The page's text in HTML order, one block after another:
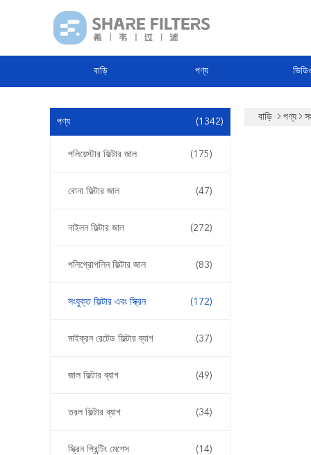
বাড়ি পণ্য
পণ্য (1342)
পলিয়েস্টার ফিল্টার জাল (175)
বোনা ফিল্টার জাল (47)
নাইলন ফিল্টার জাল (272)
পলিপ্রোপলিন ফিল্টার জাল (83)
সংযুক্ত ফিল্টার এবং স্ক্রিন (172)
মাইক্রন রেটেড ফিল্টার ব্যাগ (37)
জাল ফিল্টার ব্যাগ (49)
তরল ফিল্টার ব্যাগ (34)
স্ক্রিন প্রিন্টিং মেশেস (14)
বাড়ি পণ্য